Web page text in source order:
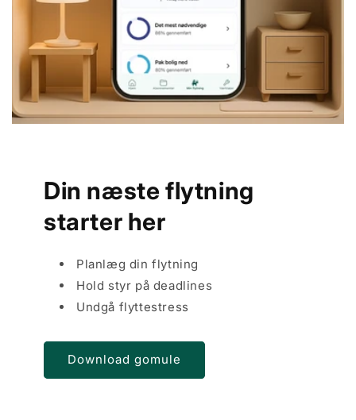
Din næste flytning
starter her
Planlæg din flytning
Hold styr på deadlines
Undgå flyttestress
Download gomule